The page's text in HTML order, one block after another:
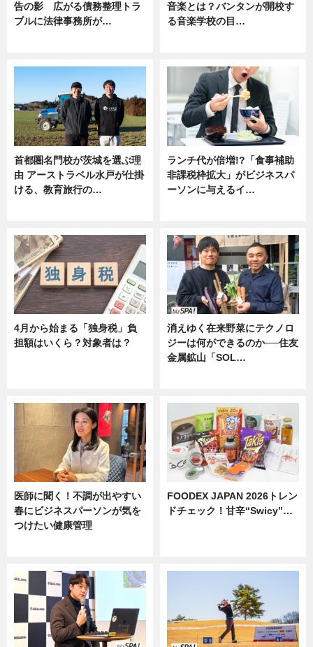
告の影 広がる債務整理トラ
ブルに法律事務所が…
音楽とは？バンタンが開校す
る音楽学校の目…
首都圏名門校が茨城を選ぶ理
由 アーストラベル水戸が仕掛
ける、教育旅行の…
ランチ代が倍増!?「食事補助
非課税枠拡大」がビジネスパ
ーソンに与えるイ…
4月から始まる「独身税」負
担額はいくら？対象者は？
消えゆく在来野菜にテクノロ
ジーは何ができるのか──住友
金属鉱山「SOL…
医師に聞く！不調が出やすい
春にビジネスパーソンが気を
つけたい健康管理
FOODEX JAPAN 2026トレン
ドチェック！甘辛“Swicy”…